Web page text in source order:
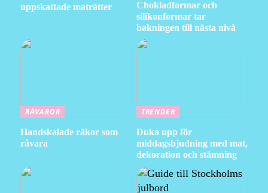
uppskattade maträtter
Chokladformar och
silikonformar tar
bakningen till nästa nivå
RÅVAROR
Handskalade räkor som
råvara
TRENDER
Duka upp för
middagsbjudning med mat,
dekoration och stämning